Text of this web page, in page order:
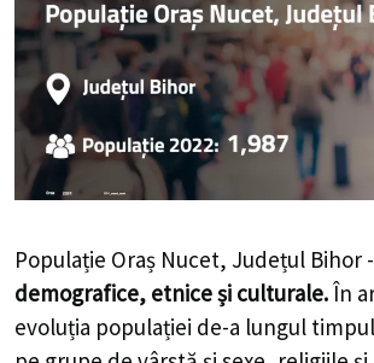
Populație Oraș Nucet, Județul Bihor -
demografice, etnice și culturale.În
evoluția populației de-a lungul